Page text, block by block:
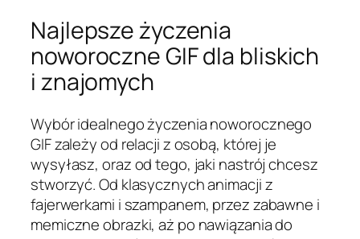
Najlepsze życzenia
noworoczne GIF dla bliskich
i znajomych
Wybór idealnego życzenia noworocznego
GIF zależy od relacji z osobą, której je
wysyłasz, oraz od tego, jaki nastrój chcesz
stworzyć. Od klasycznych animacji z
fajerwerkami i szampanem, przez zabawne i
memiczne obrazki, aż po nawiązania do